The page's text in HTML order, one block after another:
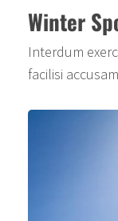
Winter
Interdum
facilisi